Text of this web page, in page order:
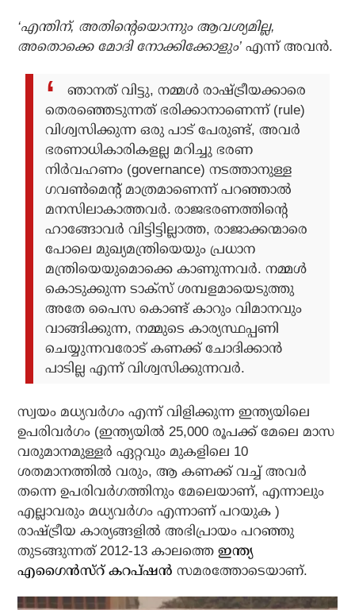
‘എന്തിന്, അതിന്റെയൊന്നും ആവശ്യമില്ല,
അതൊക്കെ മോദി നോക്കിക്കോളും’ എന്ന് അവന്‍.
ഞാനത് വിട്ടു, നമ്മള്‍ രാഷ്ട്രീയക്കാരെ
തെരഞ്ഞെടുന്നത് ഭരിക്കാനാണെന്ന് (rule)
വിശ്വസിക്കുന്ന ഒരു പാട് പേരുണ്ട്, അവര്‍
ഭരണാധികാരികളല്ല മറിച്ചു ഭരണ
നിര്‍വഹണം (governance) നടത്താനുള്ള
ഗവണ്‍മെന്റ് മാത്രമാണെന്ന് പറഞ്ഞാല്‍
മനസിലാകാത്തവര്‍. രാജഭരണത്തിന്റെ
ഹാങ്ങോവര്‍ വിട്ടിട്ടില്ലാത്ത, രാജാക്കന്മാരെ
പോലെ മുഖ്യമന്ത്രിയെയും പ്രധാന
മന്ത്രിയെയുമൊക്കെ കാണുന്നവര്‍. നമ്മള്‍
കൊടുക്കുന്ന ടാക്‌സ് ശമ്പളമായെടുത്തു
അതേ പൈസ കൊണ്ട് കാറും വിമാനവും
വാങ്ങിക്കുന്ന, നമ്മുടെ കാര്യസ്ഥപ്പണി
ചെയ്യുന്നവരോട് കണക്ക് ചോദിക്കാന്‍
പാടില്ല എന്ന് വിശ്വസിക്കുന്നവര്‍.
സ്വയം മധ്യവര്‍ഗം എന്ന് വിളിക്കുന്ന ഇന്ത്യയിലെ
ഉപരിവര്‍ഗം (ഇന്ത്യയില്‍ 25,000 രൂപക്ക് മേലെ മാസ
വരുമാനമുള്ളര്‍ ഏറ്റവും മുകളിലെ 10
ശതമാനത്തില്‍ വരും, ആ കണക്ക് വച്ച് അവര്‍
തന്നെ ഉപരിവര്‍ഗത്തിനും മേലെയാണ്, എന്നാലും
എല്ലാവരും മധ്യവര്‍ഗം എന്നാണ് പറയുക )
രാഷ്ട്രീയ കാര്യങ്ങളില്‍ അഭിപ്രായം പറഞ്ഞു
തുടങ്ങുന്നത് 2012-13 കാലത്തെഇന്ത്യ
എഗൈന്‍സ്‌റ് കറപ്ഷന്‍ സമരത്തോടെയാണ്.